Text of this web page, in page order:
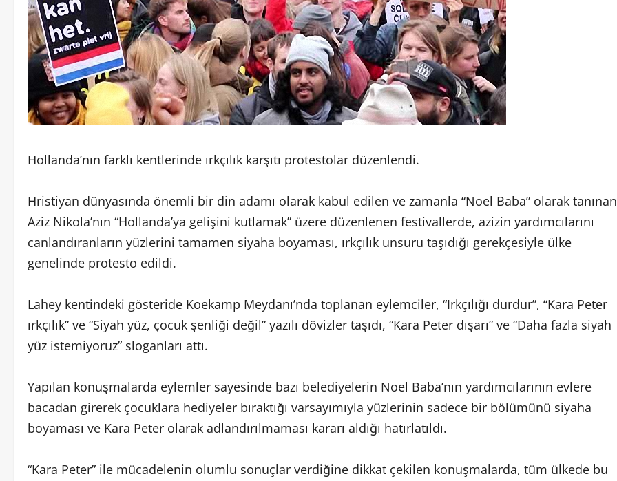
Hollanda’nın farklı kentlerinde ırkçılık karşıtı protestolar düzenlendi.
Hristiyan dünyasında önemli bir din adamı olarak kabul edilen ve zamanla “Noel Baba” olarak tanınan
Aziz Nikola’nın “Hollanda’ya gelişini kutlamak” üzere düzenlenen festivallerde, azizin yardımcılarını
canlandıranların yüzlerini tamamen siyaha boyaması, ırkçılık unsuru taşıdığı gerekçesiyle ülke
genelinde protesto edildi.
Lahey kentindeki gösteride Koekamp Meydanı’nda toplanan eylemciler, “Irkçılığı durdur”, “Kara Peter
ırkçılık” ve “Siyah yüz, çocuk şenliği değil” yazılı dövizler taşıdı, “Kara Peter dışarı” ve “Daha fazla siyah
yüz istemiyoruz” sloganları attı.
Yapılan konuşmalarda eylemler sayesinde bazı belediyelerin Noel Baba’nın yardımcılarının evlere
bacadan girerek çocuklara hediyeler bıraktığı varsayımıyla yüzlerinin sadece bir bölümünü siyaha
boyaması ve Kara Peter olarak adlandırılmaması kararı aldığı hatırlatıldı.
“Kara Peter” ile mücadelenin olumlu sonuçlar verdiğine dikkat çekilen konuşmalarda, tüm ülkede bu